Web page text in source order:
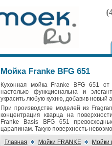
Мойка Franke BFG 651
Кухонная мойка Franke BFG 651 от
настолько функциональна и
украсить любую кухню, добавив новый
При производстве моделей из
концентрация кварца на
Franke Basis BFG 651
царапинам. Такую поверхность
Главная
Мойки FRANKE Мойки